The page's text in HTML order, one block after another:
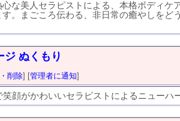
な美人セラピストによる、本格ボディケ
。まごころ伝わる、非日常の癒やしをど
ジ ぬくもり
削除] [管理者に通知]
顔がかわいいセラピストによるニューハ